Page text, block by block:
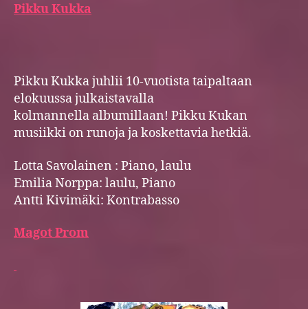
Pikku Kukka
Pikku Kukka juhlii 10-vuotista taipaltaan
elokuussa julkaistavalla
kolmannella albumillaan! Pikku Kukan
musiikki on runoja ja koskettavia hetkiä.
Lotta Savolainen : Piano, laulu
Emilia Norppa: laulu, Piano
Antti Kivimäki: Kontrabasso
Magot Prom